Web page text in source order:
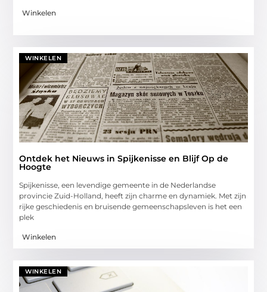
Winkelen
WINKELEN
Ontdek het Nieuws in Spijkenisse en Blijf Op de
Hoogte
Spijkenisse, een levendige gemeente in de Nederlandse
provincie Zuid-Holland, heeft zijn charme en dynamiek. Met zijn
rijke geschiedenis en bruisende gemeenschapsleven is het een
plek
Winkelen
WINKELEN